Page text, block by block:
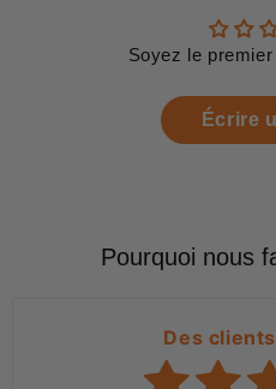
Soyez le
Écrire
Pourquoi nous
Des